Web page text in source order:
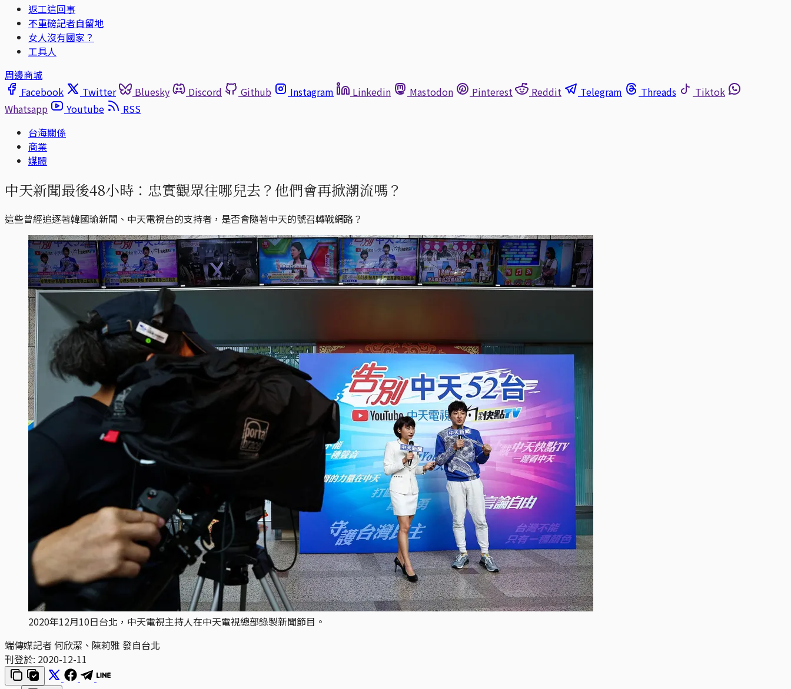
返工這回事
不重磅記者自留地
女人沒有國家？
工具人
周邊商城
Facebook
Twitter Bluesky Discord Github Instagram Linkedin Mastodon Pinterest Reddit Telegram Threads
Tiktok
Whatsapp
Youtube
RSS
台海關係
商業
媒體
中天新聞最後48小時：忠實觀眾往哪兒去？他們會再掀潮流嗎？
這些曾經追逐著韓國瑜新聞、中天電視台的支持者，是否會隨著中天的號召轉戰網路？
2020年12月10日台北，中天電視主持人在中天電視總部錄製新聞節目。
端傳媒記者 何欣潔、陳莉雅 發自台北
刊登於: 2020-12-11